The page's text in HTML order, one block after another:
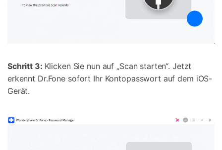
Schritt 3: Klicken Sie nun auf „Scan starten“. Jetzt
erkennt Dr.Fone sofort Ihr Kontopasswort auf dem iOS-
Gerät.